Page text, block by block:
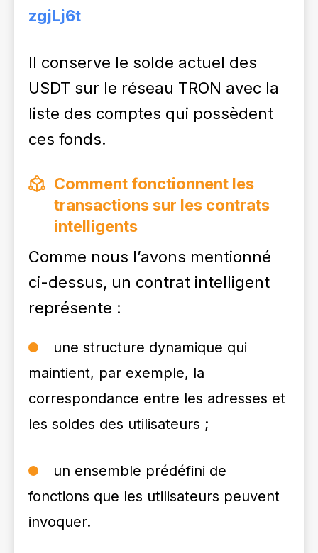
zgjLj6t
Il conserve le solde actuel des
USDT sur le réseau TRON avec la
liste des comptes qui possèdent
ces fonds.
Comment fonctionnent les
transactions sur les contrats
intelligents
Comme nous l’avons mentionné
ci-dessus, un contrat intelligent
représente :
une structure dynamique qui
maintient, par exemple, la
correspondance entre les adresses et
les soldes des utilisateurs ;
un ensemble prédéfini de
fonctions que les utilisateurs peuvent
invoquer.